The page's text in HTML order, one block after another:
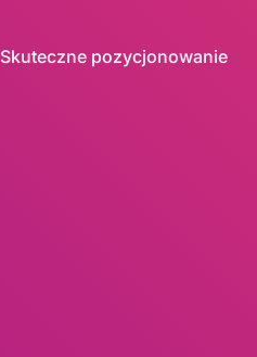
Skuteczne pozycjonowanie